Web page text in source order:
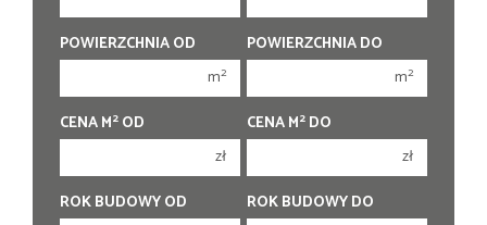
2 pokoje
3 pokoje
4 pokoje
6 pokoi
2 pokoje
3 pokoje
4 pokoje
6 pokoi
POWIERZCHNIA OD
m2
POWIERZCHNIA DO
m2
CENA M2 OD
zł
CENA M2 DO
zł
ROK BUDOWY OD
ROK BUDOWY DO